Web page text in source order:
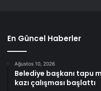
En Güncel Haberler
Ağustos 10, 2026
Belediye başkanı tapu
kazı çalışması başlattı